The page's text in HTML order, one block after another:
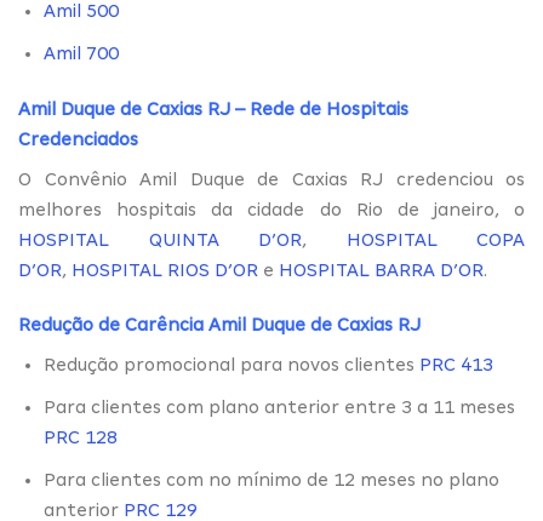
Amil 500
Amil 700
Amil Duque de Caxias RJ – Rede de Hospitais
Credenciados
O Convênio Amil Duque de Caxias RJ credenciou os
melhores hospitais da cidade do Rio de janeiro, o
HOSPITAL QUINTA D’OR, HOSPITAL COPA
D’OR, HOSPITAL RIOS D’OR e HOSPITAL BARRA D’OR.
Redução de Carência Amil Duque de Caxias RJ
Redução promocional para novos clientes PRC 413
Para clientes com plano anterior entre 3 a 11 meses
PRC 128
Para clientes com no mínimo de 12 meses no plano
anterior PRC 129